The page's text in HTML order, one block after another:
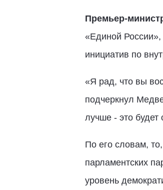
Премьер-
«Единой России»,
инициатив по
«Я рад, что вы
подчеркнул
лучше - это будет
По его словам,
парламентских
уровень